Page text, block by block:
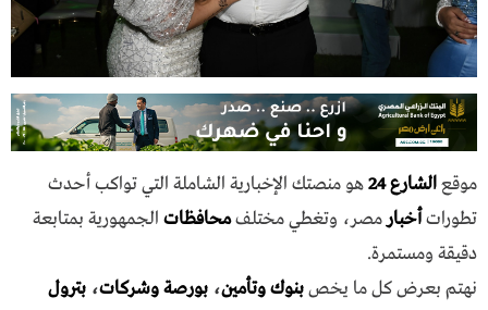
موقعالشارع 24
هو منصتك الإخبارية الشاملة التي تواكب أحدث
تطوراتأخبار مصر، وتغطي مختلفمحافظات الجمهورية بمتابعة
دقيقة ومستمرة.
نهتم بعرض كل ما يخصبنوك وتأمين، بورصة وشركات، بترول